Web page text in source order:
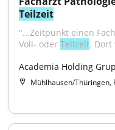
Teilzeit
"...Zeitpunkt einen
Voll- oder Teilzeit. Dort
Academia Holding
Mühlhausen/Thüringen,